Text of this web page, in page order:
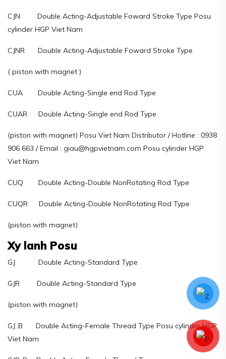
CJN Double Acting-Adjustable Foward Stroke Type Posu
cylinder HGP Viet Nam
CJNR Double Acting-Adjustable Foward Stroke Type
( piston with magnet )
CUA Double Acting-Single end Rod Type
CUAR Double Acting-Single end Rod Type
(piston with magnet) Posu Viet Nam Distributor / Hotline : 0938
906 663 / Email : giau@hgpvietnam.com Posu cylinder HGP
Viet Nam
CUQ Double Acting-Double NonRotating Rod Type
CUQR Double Acting-Double NonRotating Rod Type
(piston with magnet)
Xy lanh Posu
GJ Double Acting-Standard Type
GJR Double Acting-Standard Type
(piston with magnet)
GJ..B Double Acting-Female Thread Type Posu cylinder HGP
Viet Nam